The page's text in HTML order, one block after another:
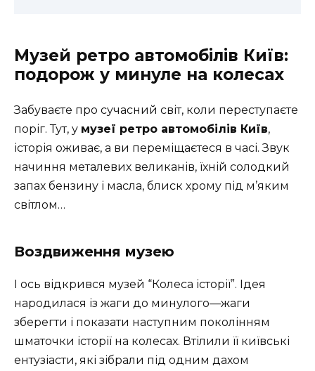
Музей ретро автомобілів Київ:
подорож у минуле на колесах
Забуваєте про сучасний світ, коли переступаєте
поріг. Тут, у музеї ретро автомобілів Київ,
історія оживає, а ви переміщаєтеся в часі. Звук
начиння металевих великанів, їхній солодкий
запах бензину і масла, блиск хрому під м’яким
світлом…
Воздвиження музею
І ось відкрився музей “Колеса історії”. Ідея
народилася із жаги до минулого—жаги
зберегти і показати наступним поколінням
шматочки історії на колесах. Втілили її київські
ентузіасти, які зібрали під одним дахом